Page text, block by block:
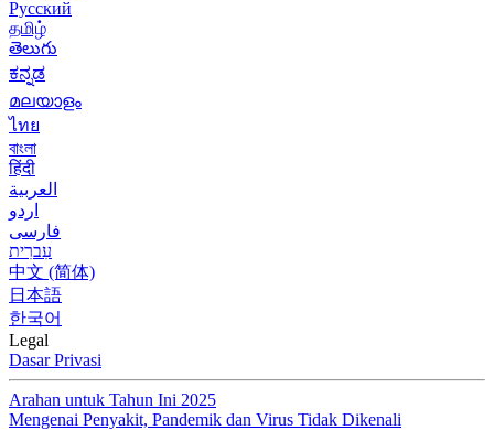
Русский
தமிழ்
తెలుగు
ಕನ್ನಡ
മലയാളം
ไทย
বাংলা
हिंदी
العربية
اردو
فارسی
עִברִית
中文 (简体)
日本語
한국어
Legal
Dasar Privasi
Arahan untuk Tahun Ini 2025
Mengenai Penyakit, Pandemik dan Virus Tidak Dikenali